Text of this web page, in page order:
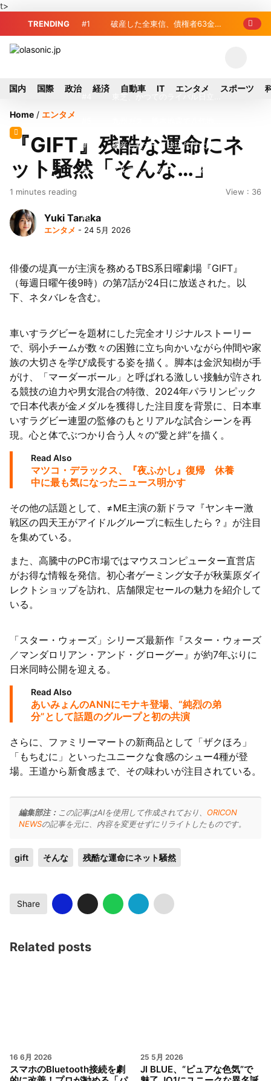
t>
TRENDING #1 破産した全東信、債権者63金融
界良好
のガス供給停止 「2次災害防止」を理
由に
#6 破産したカード決済代行大手
「全東信」債権者リスト公開、金融機関
#7 アルプスアルパイン、2026年8
「地元メディアの報道不足」指摘 那覇
#9
懸念
い出される ギリシャ発航空機が緊急着
国内 国際 政治 経済 自動車 IT エンタメ スポーツ
Home / エンタメ
『GIFT』残酷な運命にネ
ット騒然「そんな…」
1 minutes reading View : 36
Yuki Tanaka
エンタメ - 24 5月 2026
俳優の堤真一が主演を務めるTBS系日曜劇場『GIFT』
（毎週日曜午後9時）の第7話が24日に放送された。以
下、ネタバレを含む。
車いすラグビーを題材にした完全オリジナルストーリー
で、弱小チームが数々の困難に立ち向かいながら仲間や家
族の大切さを学び成長する姿を描く。脚本は金沢知樹が手
がけ、「マーダーボール」と呼ばれる激しい接触が許され
る競技の迫力や男女混合の特徴、2024年パラリンピック
で日本代表が金メダルを獲得した注目度を背景に、日本車
いすラグビー連盟の監修のもとリアルな試合シーンを再
現。心と体でぶつかり合う人々の“愛と絆”を描く。
Read Also
マツコ・デラックス、『夜ふかし』復帰 休養
中に最も気になったニュース明かす
その他の話題として、≠ME主演の新ドラマ『ヤンキー激
戦区の四天王がアイドルグループに転生したら？』が注目
を集めている。
また、高騰中のPC市場ではマウスコンピューター直営店
がお得な情報を発信。初心者ゲーミング女子が秋葉原ダイ
レクトショップを訪れ、店舗限定セールの魅力を紹介して
いる。
「スター・ウォーズ」シリーズ最新作『スター・ウォーズ
／マンダロリアン・アンド・グローグー』が約7年ぶりに
日米同時公開を迎える。
Read Also
あいみょんのANNにモナキ登場、“純烈の弟
分”として話題のグループと初の共演
さらに、ファミリーマートの新商品として「ザクほろ」
「もちむに」といったユニークな食感のシュー4種が登
場。王道から新食感まで、その味わいが注目されている。
編集部注： この記事はAIを使用して作成されており、 ORICON
NEWSの記事を元に、内容を変更せずにリライトしたものです。
gift そんな 残酷な運命にネット騒然
Share
Related posts
16 6月 2026
スマホのBluetooth接続を劇
25 5月 2026
JI BLUE、“ピュアな色気”で